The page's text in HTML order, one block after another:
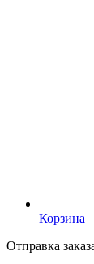
Корзина
Отправка